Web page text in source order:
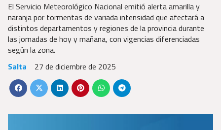
El Servicio Meteorológico Nacional emitió alerta amarilla y
naranja por tormentas de variada intensidad que afectará a
distintos departamentos y regiones de la provincia durante
las jornadas de hoy y mañana, con vigencias diferenciadas
según la zona.
Salta
27 de diciembre de 2025